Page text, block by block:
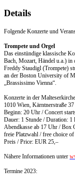
Details
Folgende Konzerte und
Trompete und Orgel
Das einstündige klassische
Bach, Mozart, Händel u.a.) in
Freddy Staudigl (Trompete)
an der Boston University of
„Brassissimo Vienna“.
Konzerte in der
1010 Wien, Kärntnerstraße 37
Beginn: 20 Uhr / Concert
Dauer: 1 Stunde / Duration: 1
Abendkasse ab 17 Uhr / Box
freie Platzwahl / free choice of
Preis / Price: EUR 25,–
Nähere Informationen unter
Termine 2023: